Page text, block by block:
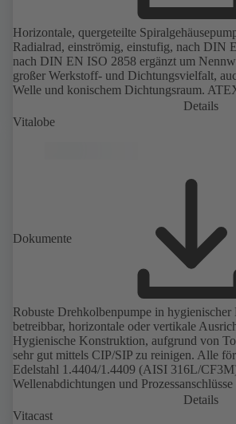
Horizontale, quergeteilte
Radialrad, einströmig, einstufig, nach DIN
nach DIN EN ISO 2858 ergänzt um
großer Werkstoff- und Dichtungsvielfalt,
Welle und konischem Dichtungsraum.
Details
Vitalobe
Dokumente
Robuste Drehkolbenpumpe in
betreibbar, horizontale oder vertikale
Hygienische Konstruktion, aufgrund von
sehr gut mittels CIP/SIP zu reinigen. Alle
Edelstahl 1.4404/1.4409 (AISI 316L/
Wellenabdichtungen und
Pumpenaggregat mit Getriebe und
sind FDA-konform und entsprechen der
Details
Vitacast